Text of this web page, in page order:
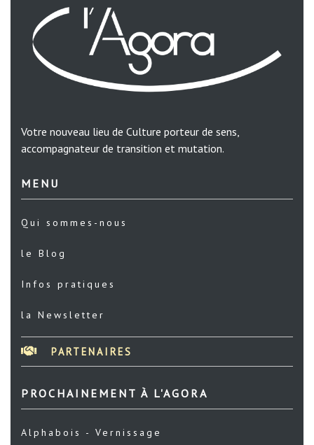
Votre nouveau lieu de Culture porteur de sens,
accompagnateur de transition et mutation.
MENU
Qui sommes-nous
le Blog
Infos pratiques
la Newsletter
PARTENAIRES
PROCHAINEMENT À L'AGORA
Alphabois - Vernissage